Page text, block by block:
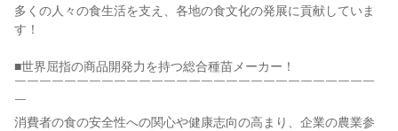
多くの人々の食生活を支え、各地の食文化の発展に貢献していま
す！
■世界屈指の商品開発力を持つ総合種苗メーカー！
￣￣￣￣￣￣￣￣￣￣￣￣￣￣￣￣￣￣￣￣￣￣￣￣￣￣￣￣￣
￣
消費者の食の安全性への関心や健康志向の高まり、企業の農業参